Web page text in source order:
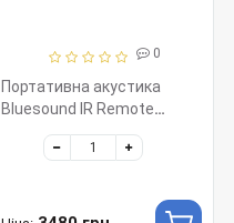
0
Портативна акустика
Bluesound IR Remote
Control Black